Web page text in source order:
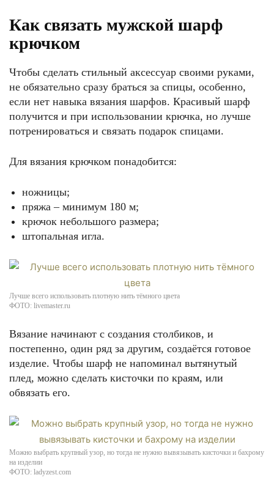
Как связать мужской шарф
крючком
Чтобы сделать стильный аксессуар своими руками,
не обязательно сразу браться за спицы, особенно,
если нет навыка вязания шарфов. Красивый шарф
получится и при использовании крючка, но лучше
потренироваться и связать подарок спицами.
Для вязания крючком понадобится:
ножницы;
пряжа – минимум 180 м;
крючок небольшого размера;
штопальная игла.
Лучше всего использовать плотную нить тёмного цвета
ФОТО: livemaster.ru
Вязание начинают с создания столбиков, и
постепенно, один ряд за другим, создаётся готовое
изделие. Чтобы шарф не напоминал вытянутый
плед, можно сделать кисточки по краям, или
обвязать его.
Можно выбрать крупный узор, но тогда не нужно вывязывать кисточки и бахрому
на изделии
ФОТО: ladyzest.com